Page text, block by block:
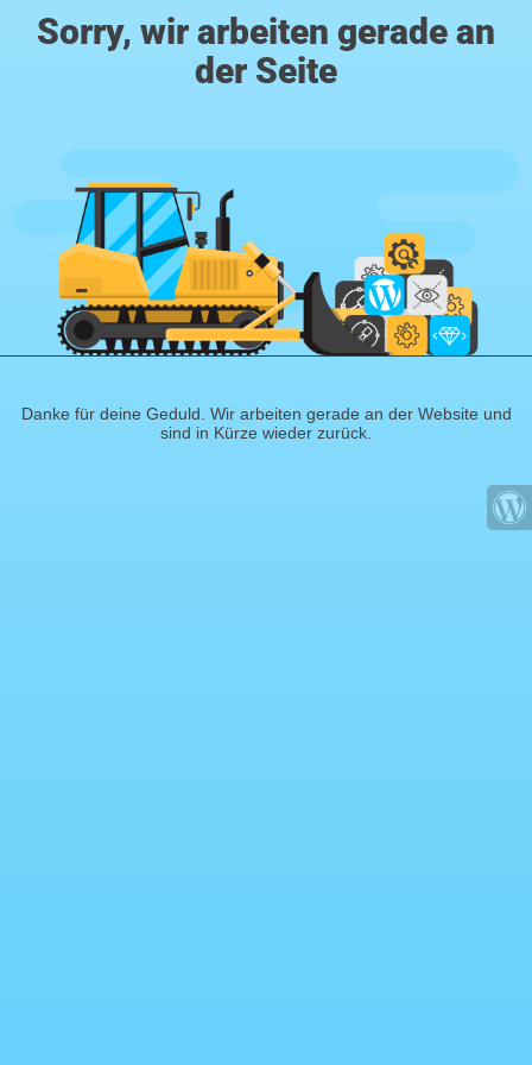
Sorry, wir arbeiten gerade an
der Seite
Danke für deine Geduld. Wir arbeiten gerade an der Website und
sind in Kürze wieder zurück.